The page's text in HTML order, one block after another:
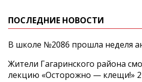
ПОСЛЕДНИЕ НОВОСТИ
В школе №2086 прошла неделя
Жители Гагаринского района
лекцию «Осторожно — клещи!» 2